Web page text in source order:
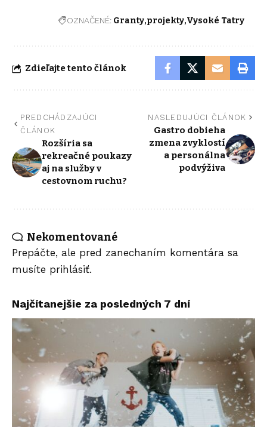
OZNAČENÉ: Granty projekty Vysoké Tatry
Zdieľajte tento článok
PREDCHÁDZAJÚCI
ČLÁNOK
Rozšíria sa
rekreačné poukazy
aj na služby v
cestovnom ruchu?
NASLEDUJÚCI ČLÁNOK
Gastro dobieha
zmena zvyklostí
a personálna
podvýživa
Nekomentované
Prepáčte, ale pred zanechaním komentára sa
musíte prihlásiť.
Najčítanejšie za posledných 7 dní